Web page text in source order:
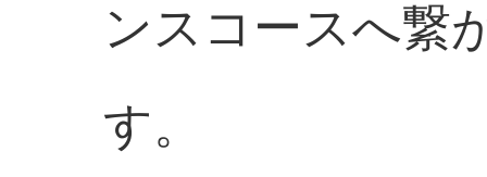
ンスコースへ繋
す。